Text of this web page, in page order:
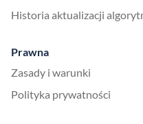
Historia aktualizacji
Prawna
Zasady i warunki
Polityka prywatności